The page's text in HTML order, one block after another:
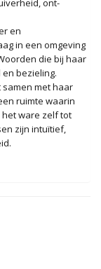
ont-
en
in een omgeving
die bij haar
bezieling.
samen met haar
ruimte waarin
ware zelf tot
zijn intuïtief,